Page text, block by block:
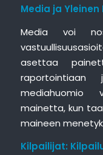
Media ja
Media voi
asettaa
raportointiaan
mediahuomio
mainetta, kun
maineen
Kilpailijat: